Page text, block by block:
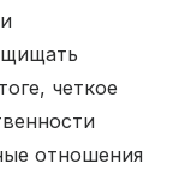
четкое
отношения